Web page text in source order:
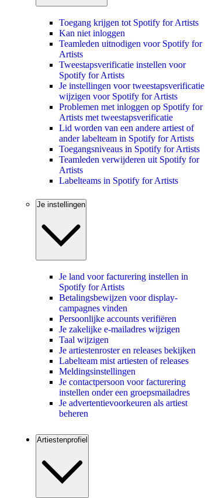
Toegang krijgen tot Spotify for Artists
Kan niet inloggen
Teamleden uitnodigen voor Spotify for
Artists
Tweestapsverificatie instellen voor
Spotify for Artists
Je instellingen voor tweestapsverificatie
wijzigen voor Spotify for Artists
Problemen met inloggen op Spotify for
Artists met tweestapsverificatie
Lid worden van een andere artiest of
ander labelteam in Spotify for Artists
Toegangsniveaus in Spotify for Artists
Teamleden verwijderen uit Spotify for
Artists
Labelteams in Spotify for Artists
Je instellingen
Je land voor facturering instellen in
Spotify for Artists
Betalingsbewijzen voor display-
campagnes vinden
Persoonlijke accounts verifiëren
Je zakelijke e-mailadres wijzigen
Taal wijzigen
Je artiestenroster en releases bekijken
Labelteam mist artiesten of releases
Meldingsinstellingen
Je contactpersoon voor facturering
instellen onder een groepsmailadres
Je advertentievoorkeuren als artiest
beheren
Artiestenprofiel